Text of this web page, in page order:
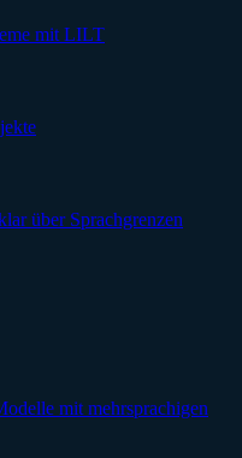
mit LILT
über Sprachgrenzen
mit mehrsprachigen